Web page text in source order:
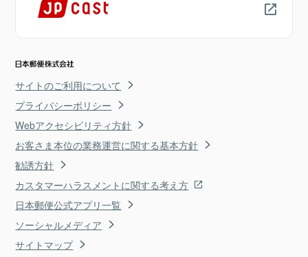
サイトのご利用について
プライバシーポリシー
Webアクセシビリティ方針
お客さま本位の業務運営に関する基本方針
勧誘方針
カスタマーハラスメントに関する考え方
日本郵便公式アプリ一覧
ソーシャルメディア
サイトマップ